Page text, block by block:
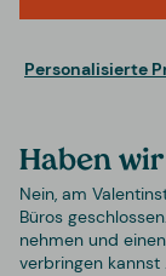
Personalisierte
Haben
Nein, am
Büros
nehmen und
verbringen kannst .